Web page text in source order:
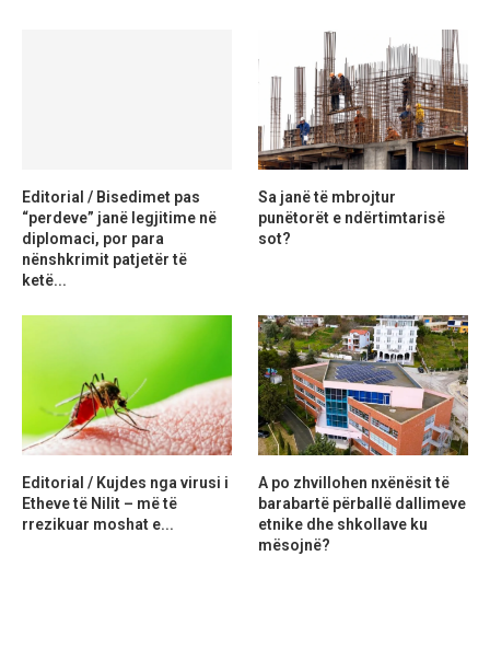
Editorial / Bisedimet pas
“perdeve” janë legjitime në
diplomaci, por para
nënshkrimit patjetër të
ketë...
Sa janë të mbrojtur
punëtorët e ndërtimtarisë
sot?
Editorial / Kujdes nga virusi i
Etheve të Nilit – më të
rrezikuar moshat e...
A po zhvillohen nxënësit të
barabartë përballë dallimeve
etnike dhe shkollave ku
mësojnë?